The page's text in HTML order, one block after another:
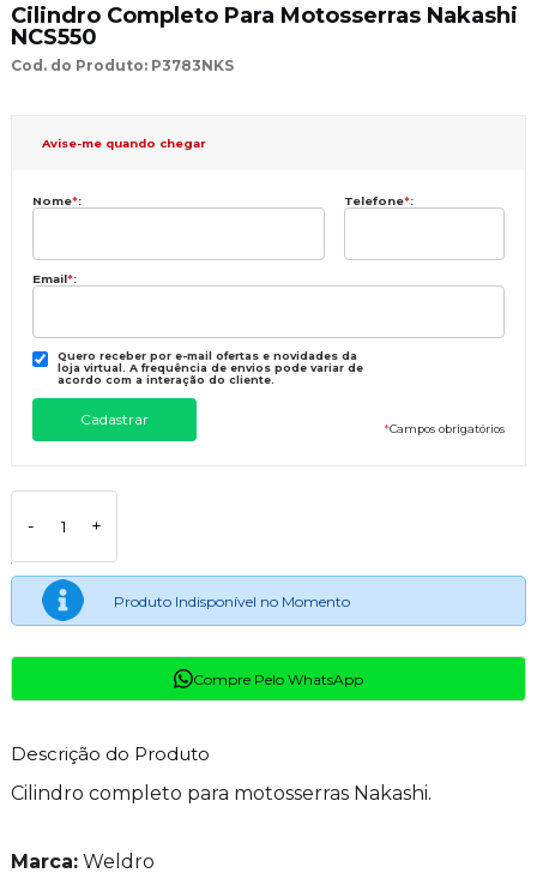
Cilindro Completo Para Motosserras Nakashi
NCS550
Cod. do Produto: P3783NKS
Avise-me quando chegar
Nome*: Telefone*:
Email*:
Quero receber por e-mail ofertas e novidades da
loja virtual. A frequência de envios pode variar de
acordo com a interação do cliente.
*Campos obrigatórios
- +
Produto Indisponível no Momento
Compre Pelo WhatsApp
Descrição do Produto
Cilindro completo para motosserras Nakashi.
Marca:Weldro